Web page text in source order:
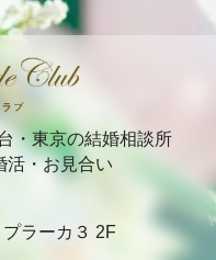
・東京の結婚相談所
活・お見合い
ラーカ３ 2F